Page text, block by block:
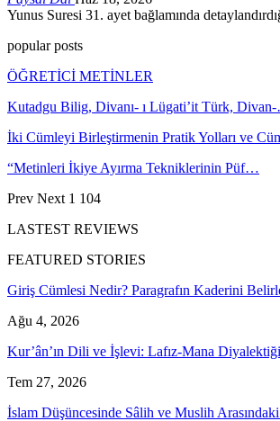
Yunus Suresi 31. ayet bağlamında
popular posts
ÖĞRETİCİ METİNLER
Kutadgu Bilig, Divanı- ı Lügati’it Türk,
İki Cümleyi Birleştirmenin Pratik Yolları ve
“Metinleri İkiye Ayırma Tekniklerinin Püf…
Prev Next 1 104
LASTEST REVIEWS
FEATURED STORIES
Giriş Cümlesi Nedir? Paragrafın Kaderini
Ağu 4, 2026
Kur’ân’ın Dili ve İşlevi: Lafız-Mana Diyalektiği
Tem 27, 2026
İslam Düşüncesinde Sâlih ve Muslih